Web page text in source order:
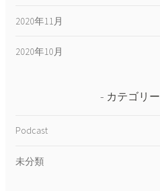
2020年11月
2020年10月
カテゴリー
Podcast
未分類